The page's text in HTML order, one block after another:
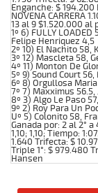
Enganche: $
NOVENA CARRERA
13 al 9 $1.520.000 al
1º 6) FULLY
Felipe Henriquez 4,5
2º 10) El Nachito 58,
3º 12) Mascleta 58,
4º 11) Monton De
5º 9) Sound Court
6º 8) Orgullosa
7º 7) Maxximus 56.5,
8º 3) Algo Le Paso
9º 2) Roy Para Un
Uº 5) Colonito 58,
Ganada por: 2 al 2°
1,10; 1,10; Tiempo:
1.640 Trifecta: $
Triple 1°: $ 979.480
Hansen